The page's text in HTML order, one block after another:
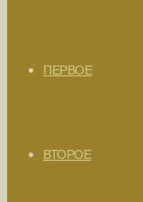
ПЕРВОЕ
ВТОРОЕ